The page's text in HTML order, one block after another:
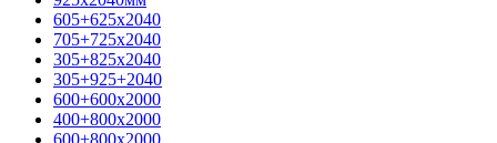
605+625х2040
705+725х2040
305+825х2040
305+925+2040
600+600х2000
400+800х2000
600+800х2000